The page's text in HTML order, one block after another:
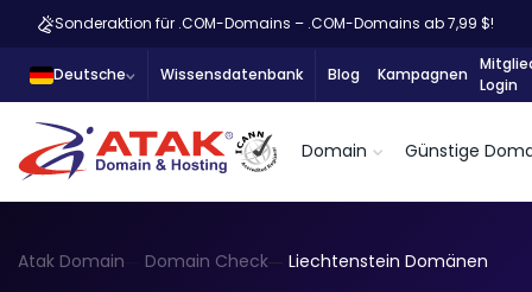
Sonderaktion für .COM-Domains – .COM-Domains ab 7,99 $!
Deutsche Wissensdatenbank Blog Kampagnen
Login
Domain Günstige
Atak Domain Domain Check Liechtenstein Domänen